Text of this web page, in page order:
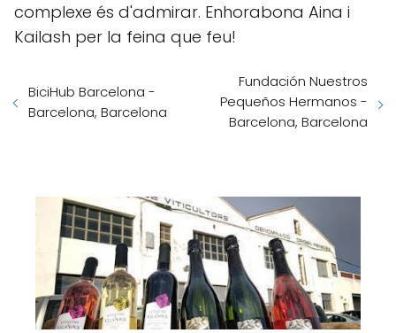
complexe és d'admirar. Enhorabona Aina i
Kailash per la feina que feu!
BiciHub Barcelona -
Barcelona, Barcelona
Fundación Nuestros
Pequeños Hermanos -
Barcelona, Barcelona